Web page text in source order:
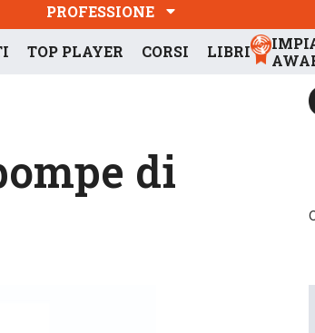
PROFESSIONE
TOP PLAYER CORSI LIBRI
di